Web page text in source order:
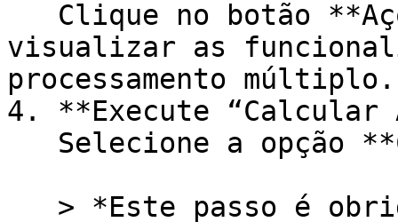
visualizar as
processamento múltiplo.
4. **Execute “Calcular